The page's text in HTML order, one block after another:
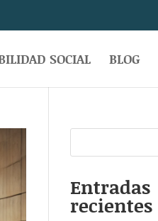
SOCIAL BLOG
Entradas
recientes